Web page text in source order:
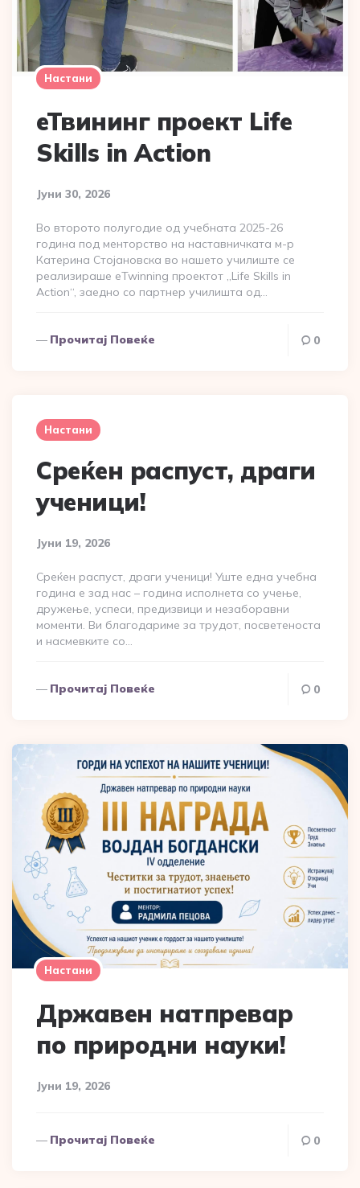
Настани
еТвининг проект Life
Skills in Action
Јуни 30, 2026
Во второто полугодие од учебната 2025-26
година под менторство на наставничката м-р
Катерина Стојановска во нашето училиште се
реализираше eTwinning проектот „Life Skills in
Action“, заедно со партнер училишта од…
Прочитај Повеќе 0
Настани
Среќен распуст, драги
ученици!
Јуни 19, 2026
Среќен распуст, драги ученици! Уште една учебна
година е зад нас – година исполнета со учење,
дружење, успеси, предизвици и незаборавни
моменти. Ви благодариме за трудот, посветеноста
и насмевките со…
Прочитај Повеќе 0
Настани
Државен натпревар
по природни науки!
Јуни 19, 2026
Прочитај Повеќе 0